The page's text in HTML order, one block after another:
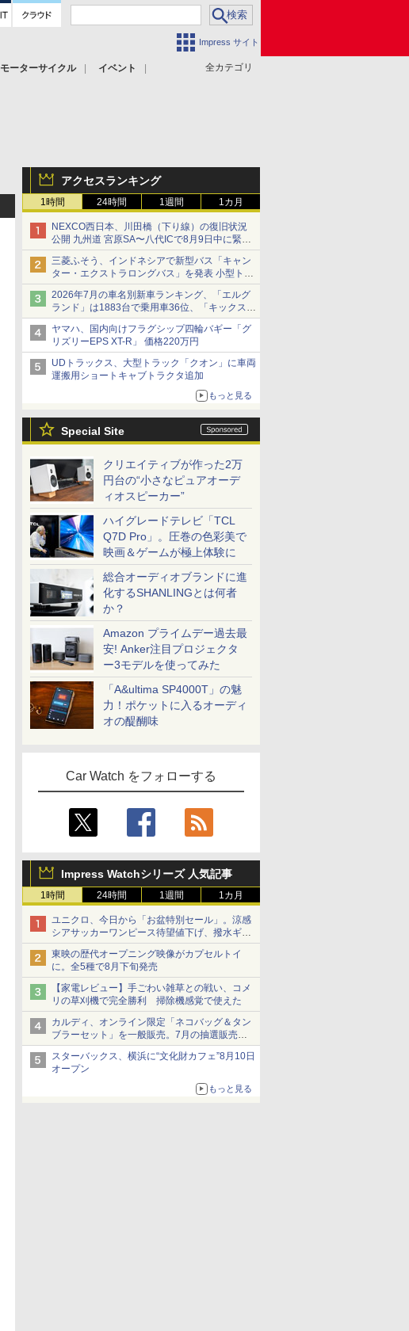
Impress サイト
全カテゴリ
モーターサイクル
イベント
アクセスランキング
1時間 24時間 1週間 1カ月
NEXCO西日本、川田橋（下り線）の復旧状況
公開 九州道 宮原SA〜八代ICで8月9日中に緊急
車両を通行可能に
三菱ふそう、インドネシアで新型バス「キャン
ター・エクストラロングバス」を発表 小型トラ
ックベースの観光・旅客輸送向けバス
2026年7月の車名別新車ランキング、「エルグ
ランド」は1883台で乗用車36位、「キックス」
は2591台で27位に
ヤマハ、国内向けフラグシップ四輪バギー「グ
リズリーEPS XT-R」 価格220万円
UDトラックス、大型トラック「クオン」に車両
運搬用ショートキャブトラクタ追加
もっと見る
Special Site
クリエイティブが作った2万
円台の“小さなピュアオーデ
ィオスピーカー”
ハイグレードテレビ「TCL
Q7D Pro」。圧巻の色彩美で
映画＆ゲームが極上体験に
総合オーディオブランドに進
化するSHANLINGとは何者
か？
Amazon プライムデー過去最
安! Anker注目プロジェクタ
ー3モデルを使ってみた
「A&ultima SP4000T」の魅
力！ポケットに入るオーディ
オの醍醐味
Car Watch をフォローする
Impress Watchシリーズ 人気記事
1時間 24時間 1週間 1カ月
ユニクロ、今日から「お盆特別セール」。涼感
シアサッカーワンピース待望値下げ、撥水ギア
ショーツは1990円に
東映の歴代オープニング映像がカプセルトイ
に。全5種で8月下旬発売
【家電レビュー】手ごわい雑草との戦い、コメ
リの草刈機で完全勝利 掃除機感覚で使えた
カルディ、オンライン限定「ネコバッグ＆タン
ブラーセット」を一般販売。7月の抽選販売の
当選無効分
スターバックス、横浜に“文化財カフェ”8月10日
オープン
もっと見る